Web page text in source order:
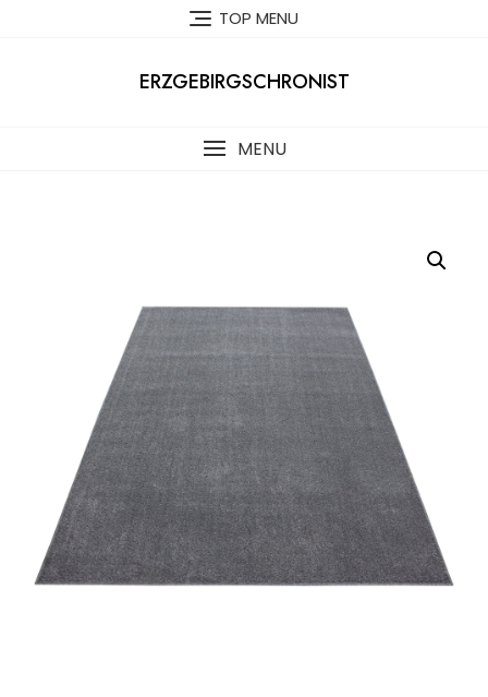
TOP MENU
ERZGEBIRGSCHRONIST
MENU